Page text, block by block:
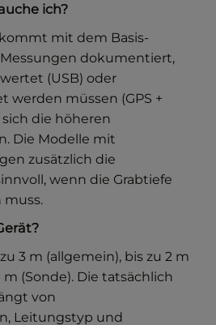
ich?
mit dem Basis-
Messungen dokumentiert,
(USB) oder
werden müssen (GPS +
die höheren
Die Modelle mit
zusätzlich die
wenn die Grabtiefe
muss.
3 m (allgemein), bis zu 2 m
(Sonde). Die tatsächlich
von
Leitungstyp und